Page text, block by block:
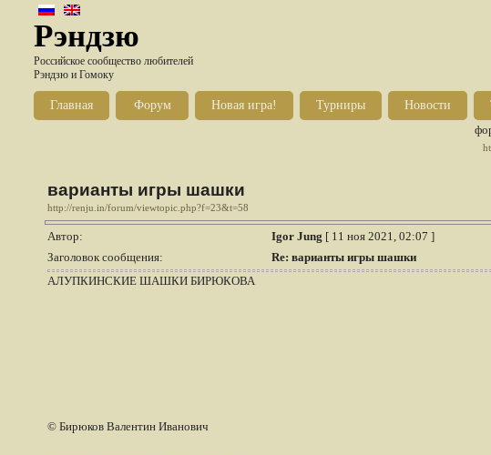
Рэндзю
Российское сообщество любителей
Рэндзю и Гомоку
Главная Форум Новая игра! Турниры Новости
варианты игры шашки
http://renju.in/forum/viewtopic.php?f=23&t=58
Автор: Igor Jung [ 11 ноя 2021, 02:07 ]
Заголовок сообщения:
Re: варианты игры шашки
АЛУПКИНСКИЕ ШАШКИ БИРЮКОВА
© Бирюков Валентин Иванович